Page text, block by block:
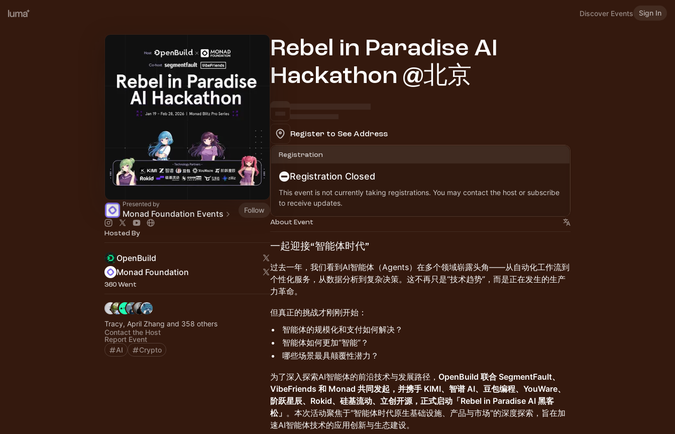
Discover Events Sign In
Presented by
Monad Foundation Events Follow
Hosted By
OpenBuild
Monad Foundation
360 Went
Tracy, April Zhang and 358 others
Contact the Host
Report Event
AI
Crypto
Rebel in Paradise AI
Hackathon @北京
Register to See Address
Registration
Registration Closed
This event is not currently taking registrations. You may contact the host or subscribe
to receive updates.
About Event
一起迎接“智能体时代”
过去一年，我们看到AI智能体（Agents）在多个领域崭露头角——从自动化工作流到
个性化服务，从数据分析到复杂决策。这不再只是“技术趋势”，而是正在发生的生产
力革命。
但真正的挑战才刚刚开始：
智能体的规模化和支付如何解决？
智能体如何更加“智能”？
哪些场景最具颠覆性潜力？
为了深入探索AI智能体的前沿技术与发展路径， OpenBuild 联合 SegmentFault、
VibeFriends 和 Monad 共同发起，并携手 KIMI、智谱 AI、豆包编程、YouWare、
阶跃星辰、Rokid、硅基流动、立创开源，正式启动「Rebel in Paradise AI 黑客
松」 。本次活动聚焦于"智能体时代原生基础设施、产品与市场"的深度探索，旨在加
速AI智能体技术的应用创新与生态建设。